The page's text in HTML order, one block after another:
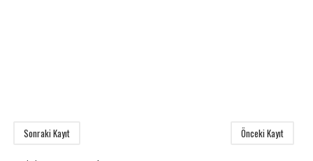
Sonraki Kayıt Önceki Kayıt